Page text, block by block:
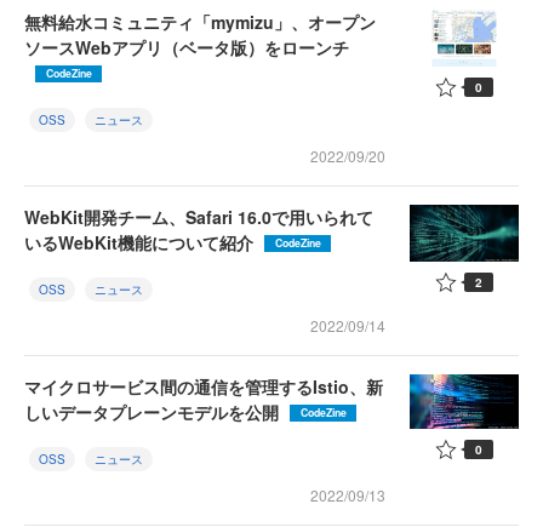
無料給水コミュニティ「mymizu」、オープン
ソースWebアプリ（ベータ版）をローンチ
CodeZine
OSS ニュース
2022/09/20
0
WebKit開発チーム、Safari 16.0で用いられて
いるWebKit機能について紹介
CodeZine
OSS ニュース
2022/09/14
2
マイクロサービス間の通信を管理するIstio、新
しいデータプレーンモデルを公開
CodeZine
OSS ニュース
2022/09/13
0